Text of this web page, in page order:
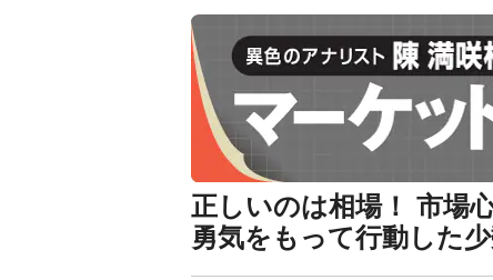
正しいのは相場！ 市場
勇気をもって行動した